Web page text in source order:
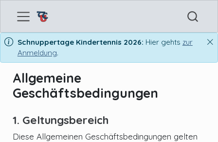
Schnuppertage Kindertennis 2026: Hier gehts zur
Anmeldung.
Allgemeine
Geschäftsbedingungen
1. Geltungsbereich
Diese Allgemeinen Geschäftsbedingungen gelten